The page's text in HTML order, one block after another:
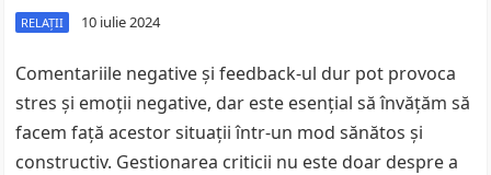
RELAȚII 10 iulie 2024
Comentariile negative și feedback-ul dur pot provoca
stres și emoții negative, dar este esențial să învățăm să
facem față acestor situații într-un mod sănătos și
constructiv. Gestionarea criticii nu este doar despre a